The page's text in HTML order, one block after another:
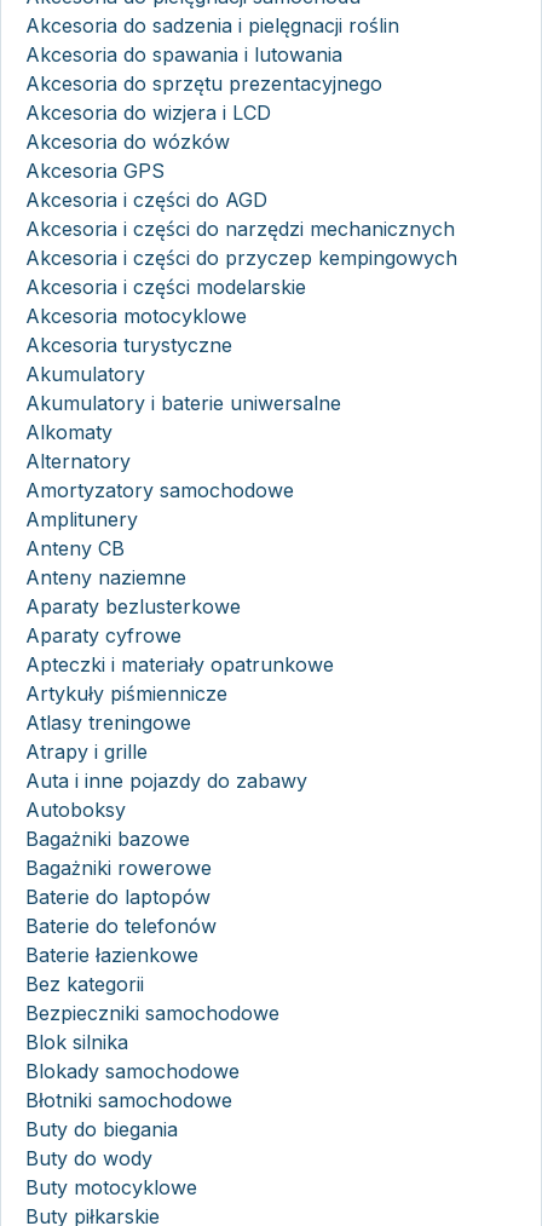
Akcesoria do sadzenia i pielęgnacji roślin
Akcesoria do spawania i lutowania
Akcesoria do sprzętu prezentacyjnego
Akcesoria do wizjera i LCD
Akcesoria do wózków
Akcesoria GPS
Akcesoria i części do AGD
Akcesoria i części do narzędzi mechanicznych
Akcesoria i części do przyczep kempingowych
Akcesoria i części modelarskie
Akcesoria motocyklowe
Akcesoria turystyczne
Akumulatory
Akumulatory i baterie uniwersalne
Alkomaty
Alternatory
Amortyzatory samochodowe
Amplitunery
Anteny CB
Anteny naziemne
Aparaty bezlusterkowe
Aparaty cyfrowe
Apteczki i materiały opatrunkowe
Artykuły piśmiennicze
Atlasy treningowe
Atrapy i grille
Auta i inne pojazdy do zabawy
Autoboksy
Bagażniki bazowe
Bagażniki rowerowe
Baterie do laptopów
Baterie do telefonów
Baterie łazienkowe
Bez kategorii
Bezpieczniki samochodowe
Blok silnika
Blokady samochodowe
Błotniki samochodowe
Buty do biegania
Buty do wody
Buty motocyklowe
Buty piłkarskie